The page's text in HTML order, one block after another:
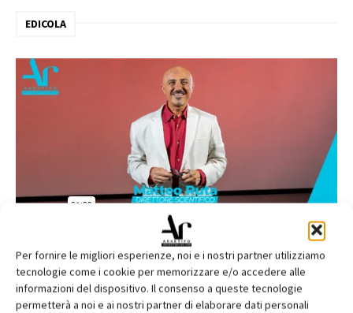
Per fornire le migliori esperienze, noi e i nostri partner utilizziamo
tecnologie come i cookie per memorizzare e/o accedere alle
informazioni del dispositivo. Il consenso a queste tecnologie
permetterà a noi e ai nostri partner di elaborare dati personali
EDICOLA